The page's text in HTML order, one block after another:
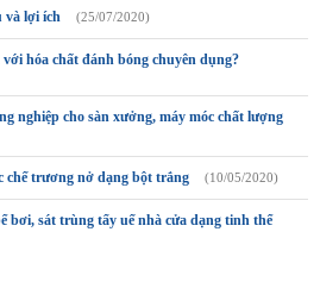
và lợi ích (25/07/2020)
hóa chất đánh bóng chuyên dụng?
nghiệp cho sàn xưởng, máy móc chất lượng
chế trương nở dạng bột trắng (10/05/2020)
bơi, sát trùng tẩy uế nhà cửa dạng tinh thể